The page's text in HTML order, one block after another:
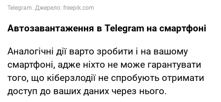
Автозавантаження в Telegram на смартфоні
Аналогічні дії варто зробити і на вашому
смартфоні, адже ніхто не може гарантувати
того, що кіберзлодії не спробують отримати
доступ до ваших даних через нього.